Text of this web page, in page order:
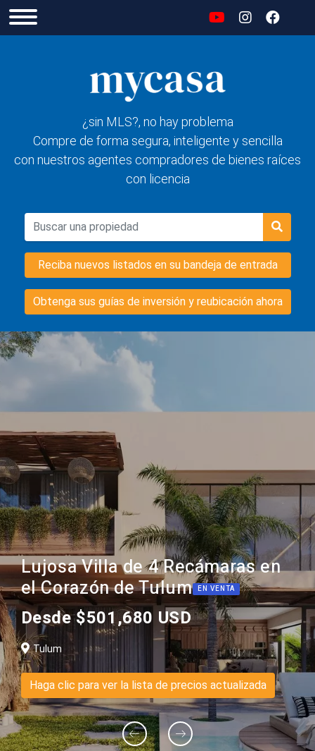
¿sin MLS?, no hay problema
Compre de forma segura, inteligente y sencilla
con nuestros agentes compradores de bienes raíces
con licencia
Reciba nuevos listados en su bandeja de entrada
Obtenga sus guías de inversión y reubicación ahora
Lujosa Villa de 4 Recámaras en
el Corazón de Tulum EN VENTA
Desde $501,680 USD
Tulum
Haga clic para ver la lista de precios actualizada